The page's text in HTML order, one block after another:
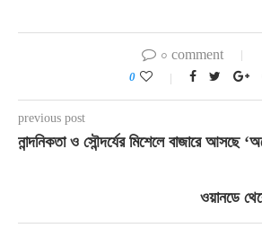
০ comment
0
previous post
নান্দনিকতা ও সৌন্দর্যের মিশেলে বাজারে আসছে
ওয়ানডে